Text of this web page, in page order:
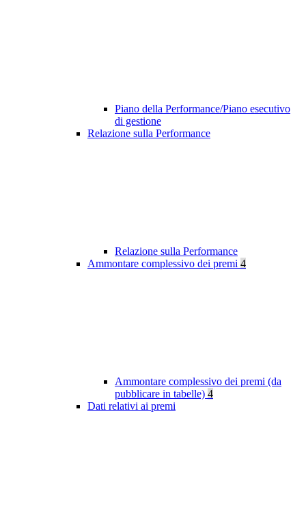
Piano della Performance/Piano esecutivo
di gestione
Relazione sulla Performance
Relazione sulla Performance
Ammontare complessivo dei premi 4
Ammontare complessivo dei premi (da
pubblicare in tabelle) 4
Dati relativi ai premi